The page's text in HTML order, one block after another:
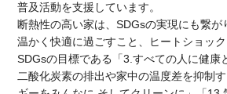
普及活動を支援しています。
断熱性の高い家は、SDGsの実現にも繋が
温かく快適に過ごすこと、ヒートショッ
SDGsの目標である「3.すべての人に健康
二酸化炭素の排出や家中の温度差を抑制